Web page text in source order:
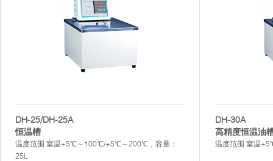
DH-25/DH-25A
恒温槽
温度范围 室温+5℃～100℃/+5℃～200℃，容量：
25L
DH-30A
高精度恒温油
温度范围 室温